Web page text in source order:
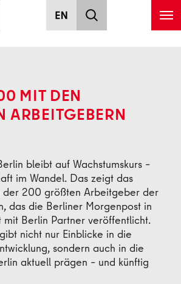
MIT DEN
ARBEITGEBERN
bleibt auf Wachstumskurs –
im Wandel. Das zeigt das
der 200 größten Arbeitgeber der
das die Berliner Morgenpost in
mit Berlin Partner veröffentlicht.
nicht nur Einblicke in die
sondern auch in die
aktuell prägen – und künftig